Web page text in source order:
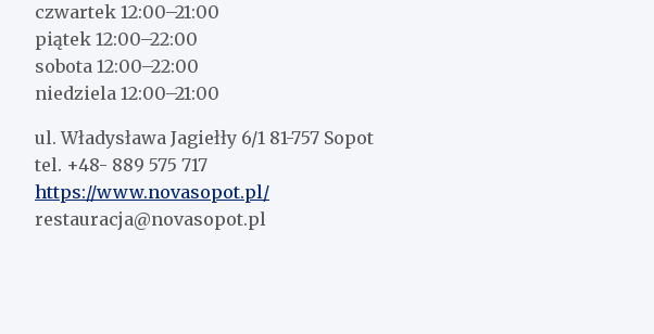
czwartek 12:00–21:00
piątek 12:00–22:00
sobota 12:00–22:00
niedziela 12:00–21:00
ul. Władysława Jagiełły 6/1 81-757 Sopot
tel. +48- 889 575 717
https://www.novasopot.pl/
restauracja@novasopot.pl